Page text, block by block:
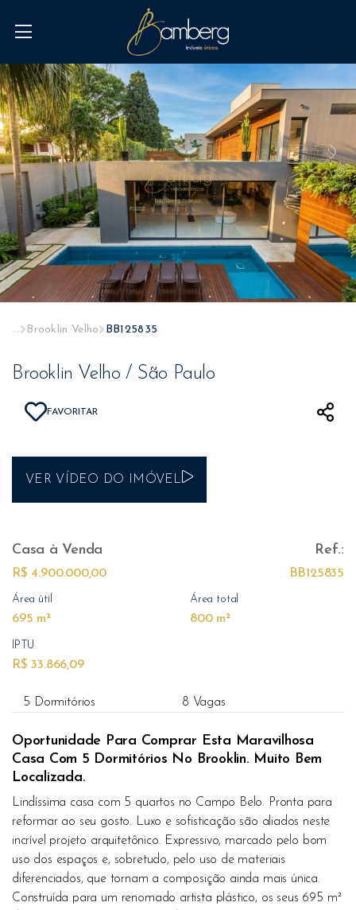
... Brooklin Velho BB125835
Brooklin Velho / São Paulo
FAVORITAR
VER VÍDEO DO IMÓVEL
Casa à Venda
R$ 4.900.000,00
Ref.:
BB125835
Área útil
695 m²
Área total
800 m²
IPTU
R$ 33.866,09
5 Dormitórios 8 Vagas
Oportunidade Para Comprar Esta Maravilhosa
Casa Com 5 Dormitórios No Brooklin. Muito Bem
Localizada.
Lindíssima casa com 5 quartos no Campo Belo. Pronta para
reformar ao seu gosto. Luxo e sofisticação são aliados neste
incrível projeto arquitetônico. Expressivo, marcado pelo bom
uso dos espaços e, sobretudo, pelo uso de materiais
diferenciados, que tornam a composição ainda mais única.
Construída para um renomado artista plástico, os seus 695 m²